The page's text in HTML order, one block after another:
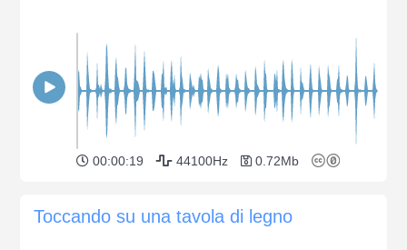
00:00:19 44100Hz 0.72Mb
Toccando su una tavola di legno